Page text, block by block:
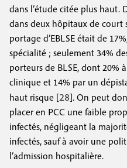
dans l’étude citée plus haut.
dans deux hôpitaux de court
portage d’EBLSE était de
spécialité ; seulement 34%
porteurs de BLSE, dont 20%
clinique et 14% par un
haut risque [28]. On peut
placer en PCC une faible
infectés, négligeant la
infectés, sauf à avoir une
l’admission hospitalière.